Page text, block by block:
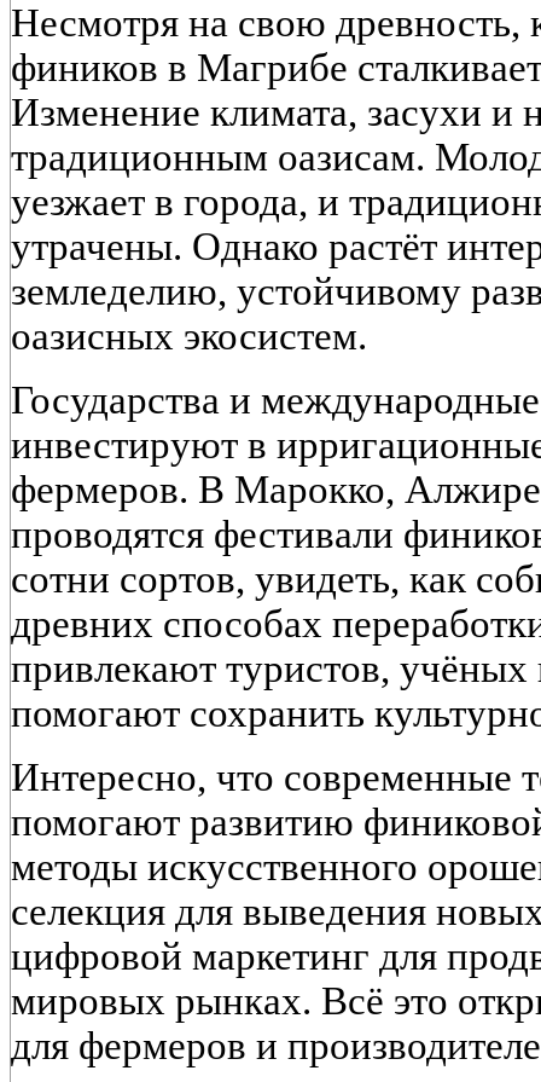
Несмотря на свою древность,
фиников в Магрибе
Изменение климата, засухи и
традиционным оазисам.
уезжает в города, и
утрачены. Однако растёт
земледелию, устойчивому
оазисных экосистем.
Государства и
инвестируют в
фермеров. В Марокко,
проводятся фестивали
сотни сортов, увидеть, как
древних способах
привлекают туристов,
помогают сохранить
Интересно, что современные
помогают развитию
методы искусственного
селекция для выведения
цифровой маркетинг для
мировых рынках. Всё это
для фермеров и